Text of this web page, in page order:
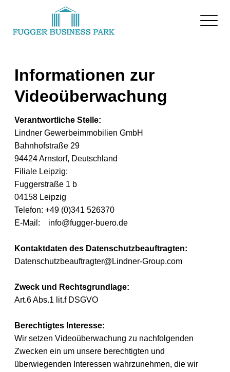
Informationen zur
Videoüberwachung
Verantwortliche Stelle:
Lindner Gewerbeimmobilien GmbH
Bahnhofstraße 29
94424 Arnstorf, Deutschland
Filiale Leipzig:
Fuggerstraße 1 b
04158 Leipzig
Telefon: +49 (0)341 526370
E-Mail: info@fugger-buero.de
Kontaktdaten des Datenschutzbeauftragten:
Datenschutzbeauftragter@Lindner-Group.com
Zweck und Rechtsgrundlage:
Art.6 Abs.1 lit.f DSGVO
Berechtigtes Interesse:
Wir setzen Videoüberwachung zu nachfolgenden
Zwecken ein um unsere berechtigten und
überwiegenden Interessen wahrzunehmen, die wir